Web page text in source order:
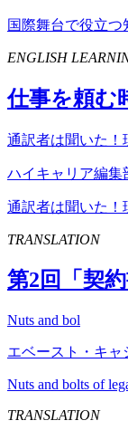
国際舞台で役立つ
ENGLISH
仕事を頼む
通訳者は聞いた！
ハイキャリア編集
通訳者は聞いた！
TRANSLATION
第2回「契
Nuts and bol
エベースト・キャ
Nuts and bolts of
TRANSLATION